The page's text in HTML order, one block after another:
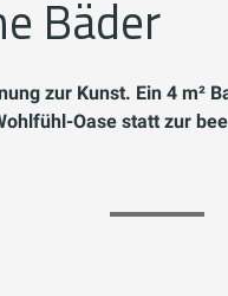
Bäder
zur Kunst. Ein 4 m²
Oase statt zur